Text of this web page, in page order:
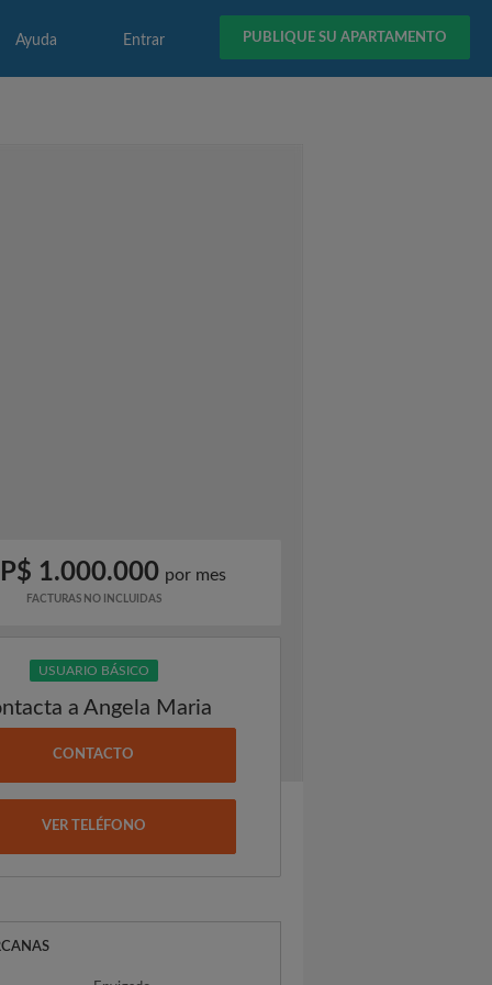
PUBLIQUE SU APARTAMENTO
Entrar
Ayuda
1.000.000 por mes
FACTURAS NO INCLUIDAS
USUARIO BÁSICO
a Angela Maria
CONTACTO
VER TELÉFONO